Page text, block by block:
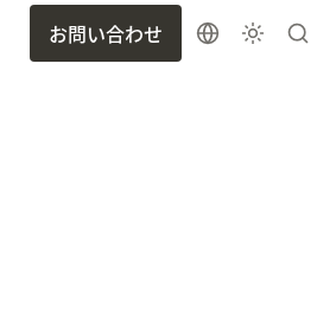
お問い合わせ